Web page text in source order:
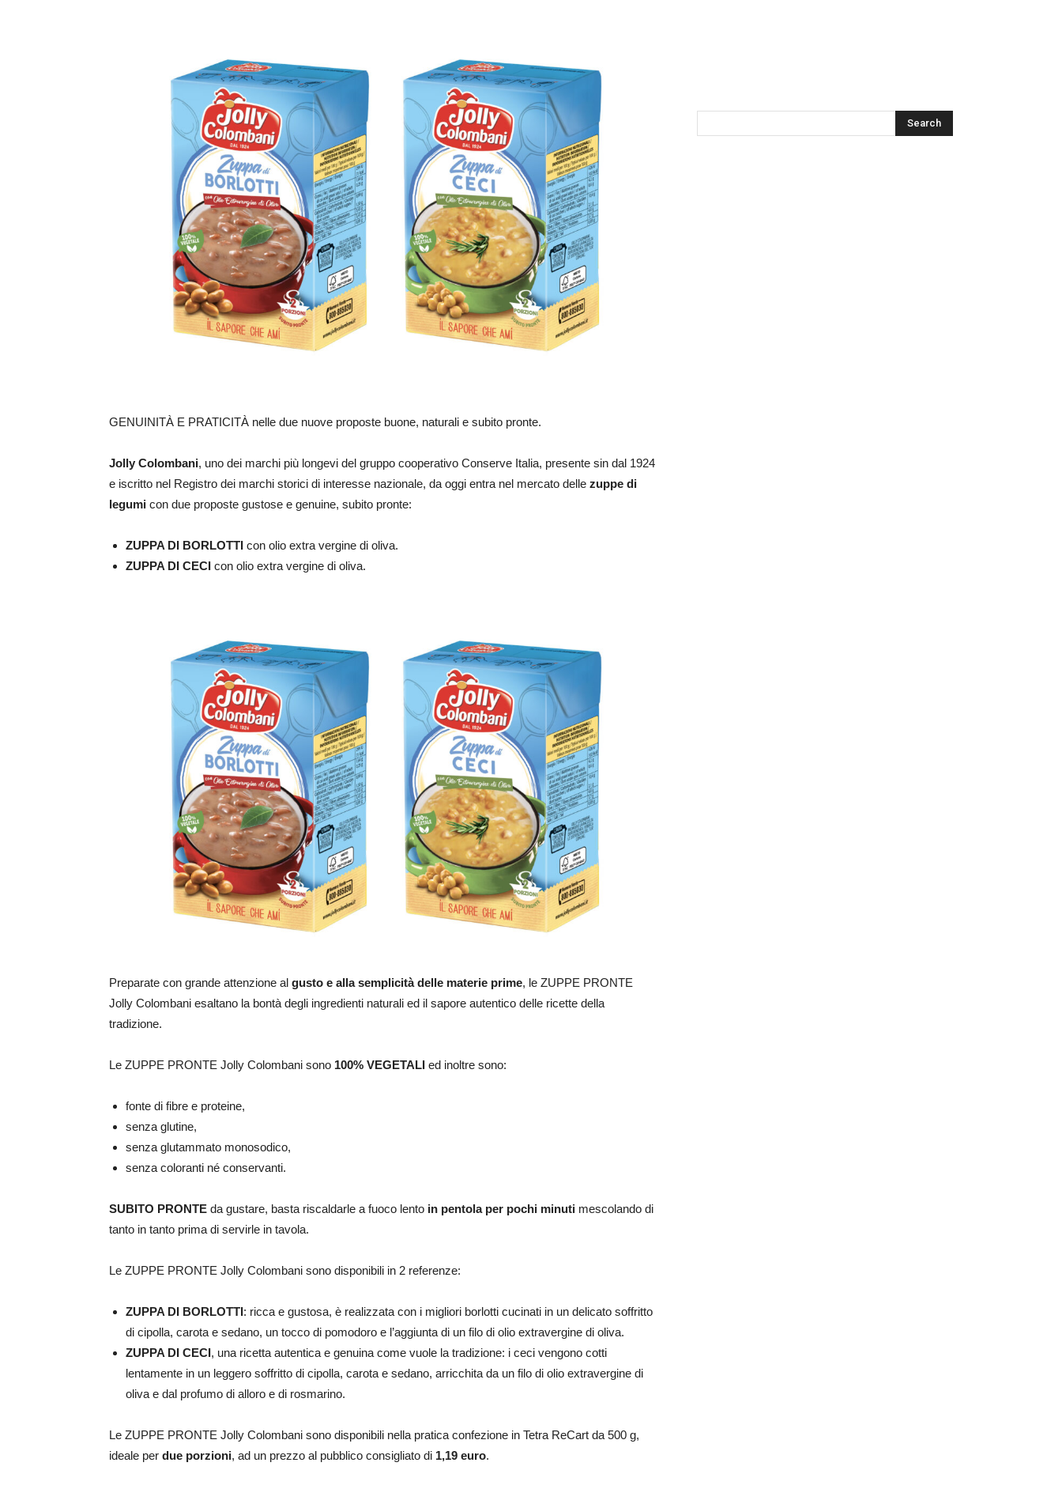
GENUINITÀ E PRATICITÀ nelle due nuove proposte buone, naturali e subito pronte.
Jolly Colombani, uno dei marchi più longevi del gruppo cooperativo Conserve Italia, presente sin dal 1924
e iscritto nel Registro dei marchi storici di interesse nazionale, da oggi entra nel mercato delle zuppe di
legumi con due proposte gustose e genuine, subito pronte:
ZUPPA DI BORLOTTI con olio extra vergine di oliva.
ZUPPA DI CECI con olio extra vergine di oliva.
Preparate con grande attenzione al gusto e alla semplicità delle materie prime, le ZUPPE PRONTE
Jolly Colombani esaltano la bontà degli ingredienti naturali ed il sapore autentico delle ricette della
tradizione.
Le ZUPPE PRONTE Jolly Colombani sono 100% VEGETALI ed inoltre sono:
fonte di fibre e proteine,
senza glutine,
senza glutammato monosodico,
senza coloranti né conservanti.
SUBITO PRONTE da gustare, basta riscaldarle a fuoco lento in pentola per pochi minuti mescolando di
tanto in tanto prima di servirle in tavola.
Le ZUPPE PRONTE Jolly Colombani sono disponibili in 2 referenze:
ZUPPA DI BORLOTTI: ricca e gustosa, è realizzata con i migliori borlotti cucinati in un delicato soffritto
di cipolla, carota e sedano, un tocco di pomodoro e l’aggiunta di un filo di olio extravergine di oliva.
ZUPPA DI CECI, una ricetta autentica e genuina come vuole la tradizione: i ceci vengono cotti
lentamente in un leggero soffritto di cipolla, carota e sedano, arricchita da un filo di olio extravergine di
oliva e dal profumo di alloro e di rosmarino.
Le ZUPPE PRONTE Jolly Colombani sono disponibili nella pratica confezione in Tetra ReCart da 500 g,
ideale per due porzioni, ad un prezzo al pubblico consigliato di 1,19 euro.